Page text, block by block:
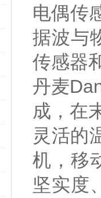
电偶传
据波与
传感器
丹麦
成，在
灵活的
机，移
坚实度